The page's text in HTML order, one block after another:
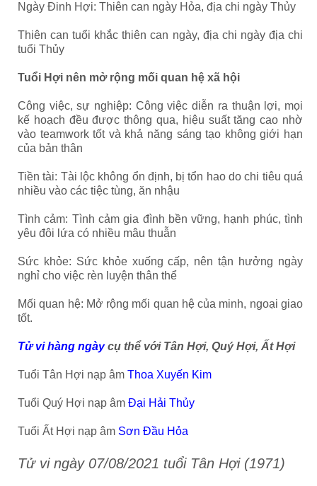
Ngày Đinh Hợi: Thiên can ngày Hỏa, địa chi ngày Thủy
Thiên can tuổi khắc thiên can ngày, địa chi ngày địa chi
tuổi Thủy
Tuổi Hợi nên mở rộng mối quan hệ xã hội
Công việc, sự nghiệp: Công việc diễn ra thuận lợi, mọi
kế hoạch đều được thông qua, hiệu suất tăng cao nhờ
vào teamwork tốt và khả năng sáng tạo không giới hạn
của bản thân
Tiền tài: Tài lộc không ổn định, bị tổn hao do chi tiêu quá
nhiều vào các tiệc tùng, ăn nhậu
Tình cảm: Tình cảm gia đình bền vững, hạnh phúc, tình
yêu đôi lứa có nhiều mâu thuẫn
Sức khỏe: Sức khỏe xuống cấp, nên tận hưởng ngày
nghỉ cho việc rèn luyện thân thể
Mối quan hệ: Mở rộng mối quan hệ của minh, ngoại giao
tốt.
Tử vi hàng ngàycụ thể với Tân Hợi, Quý Hợi, Ất Hợi
Tuổi Tân Hợi nạp âm Thoa Xuyến Kim
Tuổi Quý Hợi nạp âm Đại Hải Thủy
Tuổi Ất Hợi nạp âm Sơn Đầu Hỏa
Tử vi ngày 07/08/2021 tuổi Tân Hợi (1971)